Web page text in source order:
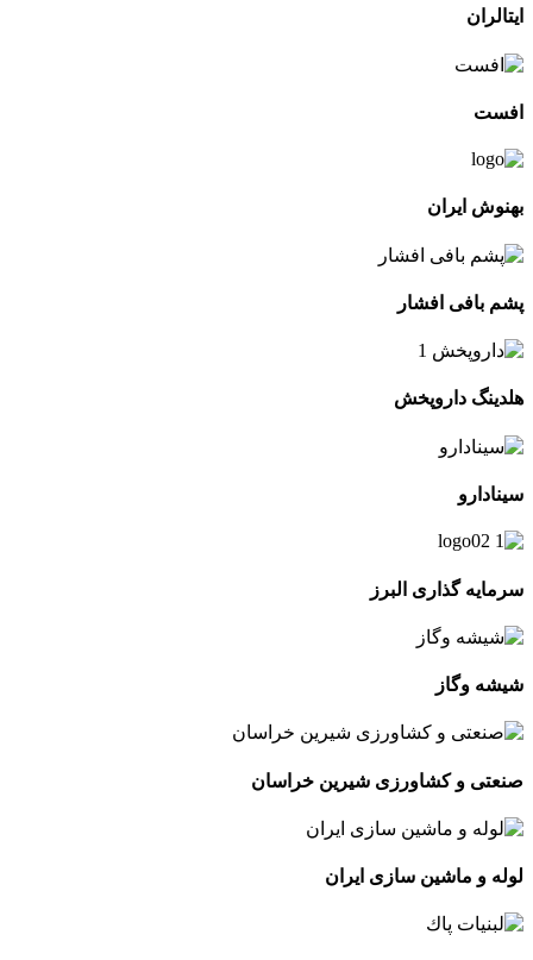
ایتالران
افست
بهنوش ایران
پشم بافی افشار
هلدینگ داروپخش
سینادارو
سرمایه گذاری البرز
شیشه وگاز
صنعتی و کشاورزی شیرین خراسان
لوله و ماشین سازی ایران